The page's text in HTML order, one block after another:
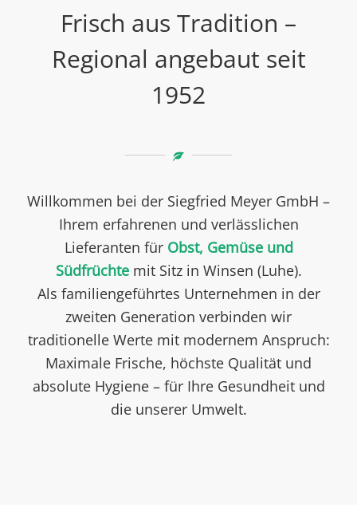
Frisch aus Tradition –
Regional angebaut seit
1952
Willkommen bei der Siegfried Meyer GmbH –
Ihrem erfahrenen und verlässlichen
Lieferanten für Obst, Gemüse und
Südfrüchtemit Sitz in Winsen (Luhe).
Als familiengeführtes Unternehmen in der
zweiten Generation verbinden wir
traditionelle Werte mit modernem Anspruch:
Maximale Frische, höchste Qualität und
absolute Hygiene – für Ihre Gesundheit und
die unserer Umwelt.